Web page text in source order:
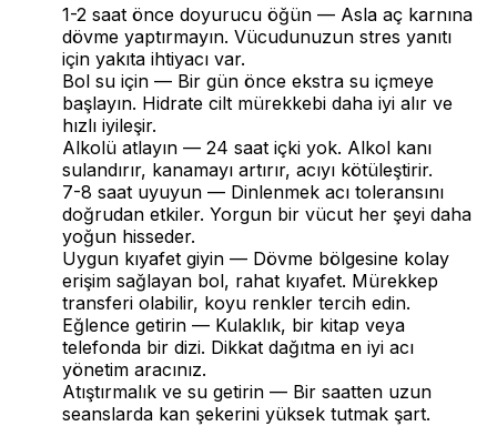
1-2 saat önce doyurucu öğün — Asla aç karnına
dövme yaptırmayın. Vücudunuzun stres yanıtı
için yakıta ihtiyacı var.
Bol su için — Bir gün önce ekstra su içmeye
başlayın. Hidrate cilt mürekkebi daha iyi alır ve
hızlı iyileşir.
Alkolü atlayın — 24 saat içki yok. Alkol kanı
sulandırır, kanamayı artırır, acıyı kötüleştirir.
7-8 saat uyuyun — Dinlenmek acı toleransını
doğrudan etkiler. Yorgun bir vücut her şeyi daha
yoğun hisseder.
Uygun kıyafet giyin — Dövme bölgesine kolay
erişim sağlayan bol, rahat kıyafet. Mürekkep
transferi olabilir, koyu renkler tercih edin.
Eğlence getirin — Kulaklık, bir kitap veya
telefonda bir dizi. Dikkat dağıtma en iyi acı
yönetim aracınız.
Atıştırmalık ve su getirin — Bir saatten uzun
seanslarda kan şekerini yüksek tutmak şart.